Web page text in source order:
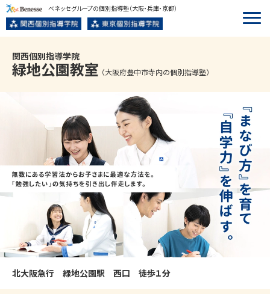
ベネッセグループの個別指導塾（大阪・兵庫・京都）
関西個別指導学院
緑地公園教室 （大阪府豊中市寺内の個別指導塾）
北大阪急行　緑地公園駅　西口　徒歩１分